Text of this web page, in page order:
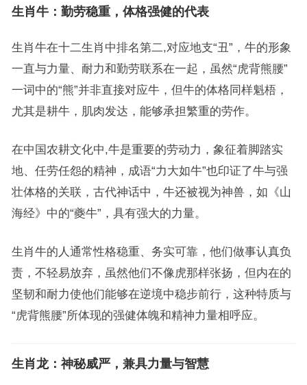
生肖牛：勤劳稳重，体格强健的代表
生肖牛在十二生肖中排名第二,对应地支“丑”，牛的形象
一直与力量、耐力和勤劳联系在一起，虽然“虎背熊腰”
一词中的“熊”并非直接对应牛，但牛的体格同样魁梧，
尤其是耕牛，肌肉发达，能够承担繁重的劳作。
在中国农耕文化中,牛是重要的劳动力，象征着脚踏实
地、任劳任怨的精神，成语“力大如牛”也印证了牛与强
壮体格的关联，古代神话中，牛还被视为神兽，如《山
海经》中的“夔牛”，具有强大的力量。
生肖牛的人通常性格稳重、务实可靠，他们做事认真负
责，不轻易放弃，虽然他们不像虎那样张扬，但内在的
坚韧和耐力使他们能够在逆境中稳步前行，这种特质与
“虎背熊腰”所体现的强健体魄和精神力量相呼应。
生肖龙：神秘威严，兼具力量与智慧